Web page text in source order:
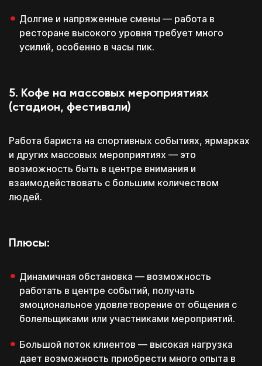
Долгие и напряженные смены — работа в
ресторане высокого уровня требует много
усилий, особенно в часы пик.
5. Кофе на массовых мероприятиях
(стадион, фестивали)
Работа бариста на спортивных событиях, ярмарках
и других массовых мероприятиях — это
возможность быть в центре внимания и
взаимодействовать с большим количеством
людей.
Плюсы:
Динамичная обстановка — возможность
работать в центре событий, получать
эмоциональное удовлетворение от общения с
болельщиками или участниками мероприятий.
Большой поток клиентов — высокая нагрузка
дает возможность приобрести много опыта в